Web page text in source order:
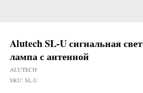
Alutech SL-U сигнальная
лампа с антенной
ALUTECH
SKU: SL-U